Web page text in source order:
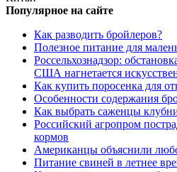
Популярное на сайте
Как разводить бройлеров?
Полезное питание для
Россельхознадзор:
США нагнетается
Как купить поросенка для
Особенности содержания
Как выбрать саженцы
Российский агропром
кормов
Американцы объяснили
Питание свиней в летнее